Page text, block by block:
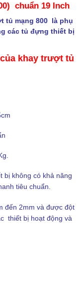
chuẩn 19 Inch
tủ mạng 800 là phụ
các tủ đựng thiết bị
khay trượt tủ
bị không có khả năng
tiêu chuẩn.
đến 2mm và được đột
thiết bị hoạt động và